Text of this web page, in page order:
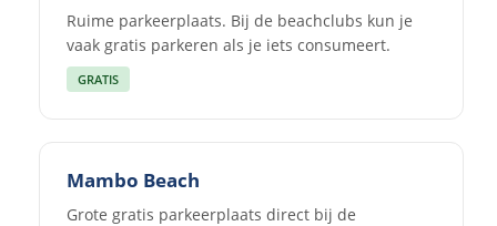
Ruime parkeerplaats. Bij de beachclubs kun je
vaak gratis parkeren als je iets consumeert.
GRATIS
Mambo Beach
Grote gratis parkeerplaats direct bij de